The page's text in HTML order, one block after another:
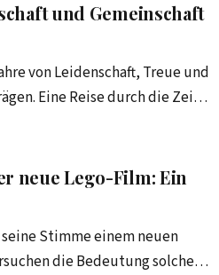
und Gemeinschaft
von Leidenschaft, Treue und
Eine Reise durch die Zeit,
neue Lego-Film: Ein
Stimme einem neuen
die Bedeutung solcher